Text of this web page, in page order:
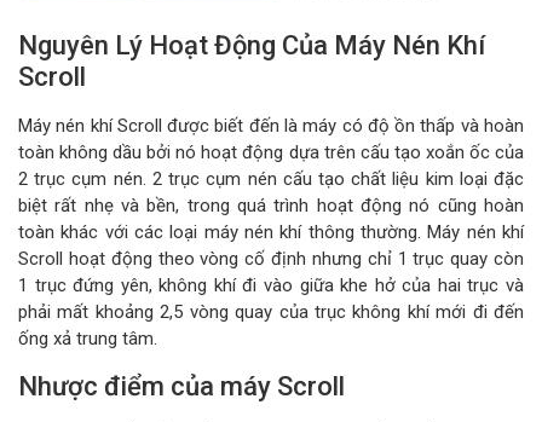
Nguyên Lý Hoạt Động Của Máy Nén Khí
Scroll
Máy nén khí Scroll được biết đến là máy có độ ồn thấp và hoàn
toàn không dầu bởi nó hoạt động dựa trên cấu tạo xoắn ốc của
2 trục cụm nén. 2 trục cụm nén cấu tạo chất liệu kim loại đặc
biệt rất nhẹ và bền, trong quá trình hoạt động nó cũng hoàn
toàn khác với các loại máy nén khí thông thường. Máy nén khí
Scroll hoạt động theo vòng cố định nhưng chỉ 1 trục quay còn
1 trục đứng yên, không khí đi vào giữa khe hở của hai trục và
phải mất khoảng 2,5 vòng quay của trục không khí mới đi đến
ống xả trung tâm.
Nhược điểm của máy Scroll